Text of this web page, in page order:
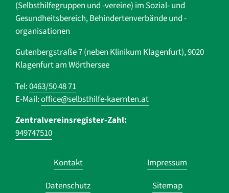
(Selbsthilfegruppen und -vereine) im Sozial- und
Gesundheits­bereich, ­Behindertenverbände und ­-
organisationen
Gutenbergstraße 7 (neben Klinikum Klagenfurt), 9020
Klagenfurt am Wörthersee
Tel:0463/50 48 71
E-Mail:office@selbsthilfe-kaernten.at
Zentralvereinsregister-Zahl:
949747510
Navigation
überspringen
Kontakt
Impressum
Datenschutz
Sitemap